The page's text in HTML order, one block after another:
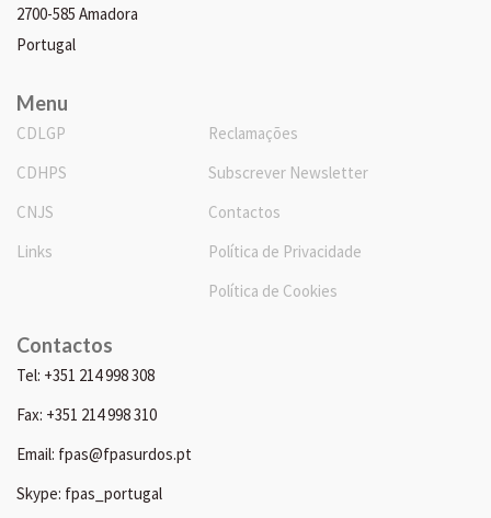
2700-585 Amadora
Portugal
Menu
CDLGP
CDHPS
CNJS
Links
Reclamações
Subscrever Newsletter
Contactos
Política de Privacidade
Política de Cookies
Contactos
Tel: +351 214 998 308
Fax: +351 214 998 310
Email: fpas@fpasurdos.pt
Skype: fpas_portugal